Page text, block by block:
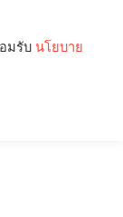
มรับ นโยบาย